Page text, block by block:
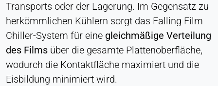
Transports oder der Lagerung. Im Gegensatz zu
herkömmlichen Kühlern sorgt das Falling Film
Chiller-System für eine gleichmäßige Verteilung
des Films über die gesamte Plattenoberfläche,
wodurch die Kontaktfläche maximiert und die
Eisbildung minimiert wird.